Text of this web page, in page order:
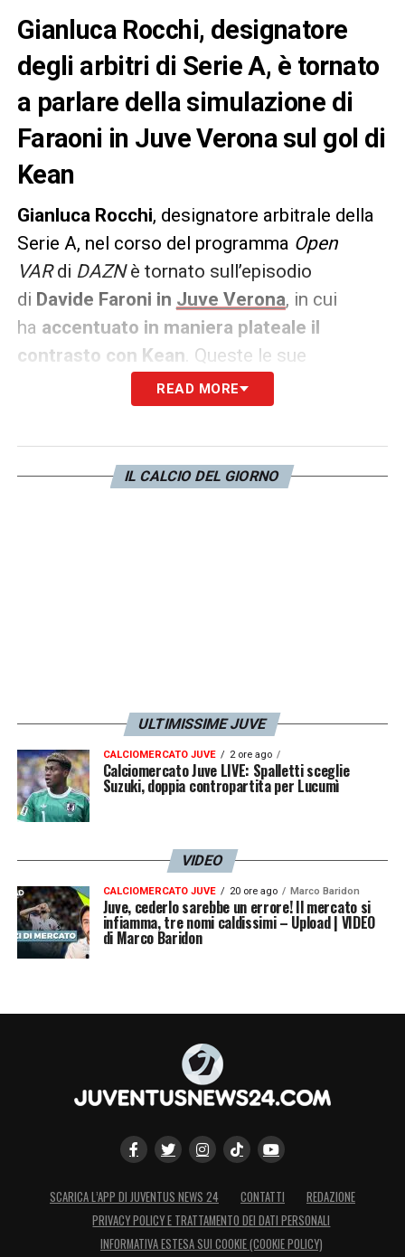
Gianluca Rocchi, designatore
degli arbitri di Serie A, è tornato
a parlare della simulazione di
Faraoni in Juve Verona sul gol di
Kean
Gianluca Rocchi, designatore arbitrale della
Serie A, nel corso del programma Open
VARdi DAZNè tornato sull’episodio
di Davide Faroni in Juve Verona, in cui
ha accentuato in maniera plateale il
contrasto con Kean . Queste le sue
faccia impazzire per essere chiari perché
voglio ribadire con forza che noi le cose le
guardiamo e non solo se qualcuno le mette
sotto la lente d’ingrandimento con un
comportamento profondamente
antisportivo. Da sportivo non mi piacciono
queste cose, non da arbitro
LA PLAYLIST DELLE NOSTRE TOP NEWS
READ MORE
IL CALCIO DEL GIORNO
ULTIMISSIME JUVE
CALCIOMERCATO JUVE 2 ore ago
Calciomercato Juve LIVE: Spalletti sceglie
Suzuki, doppia contropartita per Lucumì
VIDEO
CALCIOMERCATO JUVE 20 ore ago Marco Baridon
Juve, cederlo sarebbe un errore! Il mercato si
infiamma, tre nomi caldissimi – Upload | VIDEO
di Marco Baridon
SCARICA L’APP DI JUVENTUS NEWS 24 CONTATTI
REDAZIONE
PRIVACY POLICY E TRATTAMENTO DEI DATI PERSONALI
INFORMATIVA ESTESA SUI COOKIE (COOKIE POLICY)